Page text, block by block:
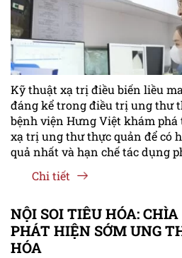
Kỹ thuật xạ trị điều biến liều
đáng kể trong điều trị ung thư
bệnh viện Hưng Việt khám
xạ trị ung thư thực quản để có
quả nhất và hạn chế tác dụng
Chi tiết
NỘI SOI TIÊU HÓA:
PHÁT HIỆN SỚM UNG
HÓA